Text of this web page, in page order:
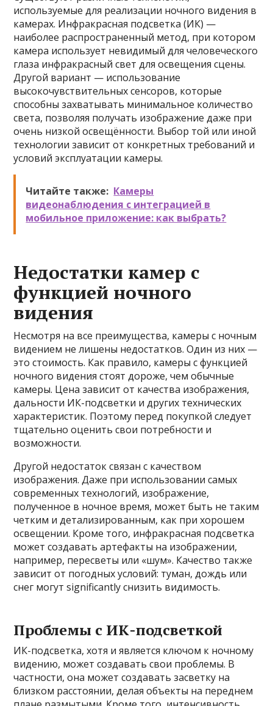
используемые для реализации ночного видения в
камерах. Инфракрасная подсветка (ИК) —
наиболее распространенный метод, при котором
камера использует невидимый для человеческого
глаза инфракрасный свет для освещения сцены.
Другой вариант — использование
высокочувствительных сенсоров, которые
способны захватывать минимальное количество
света, позволяя получать изображение даже при
очень низкой освещённости. Выбор той или иной
технологии зависит от конкретных требований и
условий эксплуатации камеры.
Читайте также: Камеры
видеонаблюдения с интеграцией в
мобильное приложение: как выбрать?
Недостатки камер с
функцией ночного
видения
Несмотря на все преимущества, камеры с ночным
видением не лишены недостатков. Один из них —
это стоимость. Как правило, камеры с функцией
ночного видения стоят дороже, чем обычные
камеры. Цена зависит от качества изображения,
дальности ИК-подсветки и других технических
характеристик. Поэтому перед покупкой следует
тщательно оценить свои потребности и
возможности.
Другой недостаток связан с качеством
изображения. Даже при использовании самых
современных технологий, изображение,
полученное в ночное время, может быть не таким
четким и детализированным, как при хорошем
освещении. Кроме того, инфракрасная подсветка
может создавать артефакты на изображении,
например, пересветы или «шум». Качество также
зависит от погодных условий: туман, дождь или
снег могут significantly снизить видимость.
Проблемы с ИК-подсветкой
ИК-подсветка, хотя и является ключом к ночному
видению, может создавать свои проблемы. В
частности, она может создавать засветку на
близком расстоянии, делая объекты на переднем